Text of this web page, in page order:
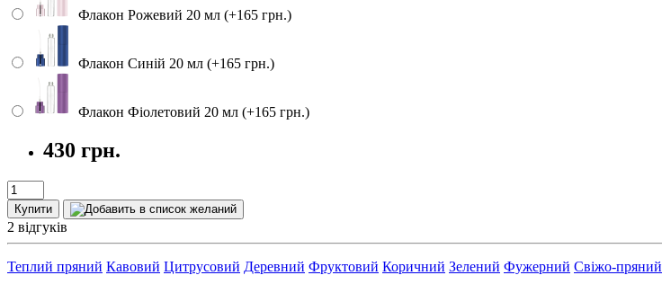
Флакон Рожевий 20 мл (+165 грн.)
Флакон Синій 20 мл (+165 грн.)
Флакон Фіолетовий 20 мл (+165 грн.)
430 грн.
Купити
2 відгуків
Теплий пряний Кавовий Цитрусовий Деревний Фруктовий Коричний Зелений Фужерний Свіжо-пряний